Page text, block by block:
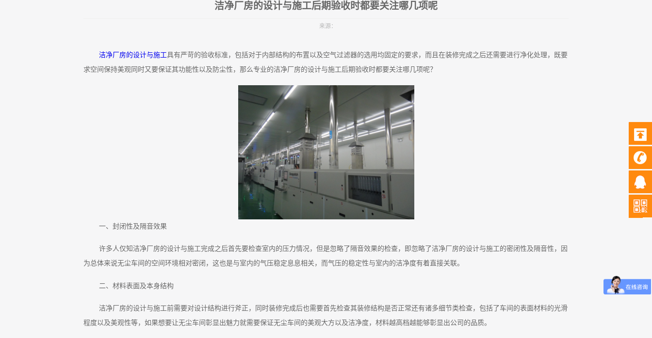
洁净厂房的设计与施工后期验收时都要关注哪几项呢
来源：
洁净厂房的设计与施工具有严苛的验收标准，包括对于内部结构的布置以及空气过滤器的选用均固定的要求，而且在装修完成之后还需要进行净化处理，既要
求空间保持美观同时又要保证其功能性以及防尘性，那么专业的洁净厂房的设计与施工后期验收时都要关注哪几项呢？
一、封闭性及隔音效果
许多人仅知洁净厂房的设计与施工完成之后首先要检查室内的压力情况，但是忽略了隔音效果的检查，即忽略了洁净厂房的设计与施工的密闭性及隔音性，因
为总体来说无尘车间的空间环境相对密闭，这也是与室内的气压稳定息息相关，而气压的稳定性与室内的洁净度有着直接关联。
二、材料表面及本身结构
洁净厂房的设计与施工前需要对设计结构进行斧正，同时装修完成后也需要首先检查其装修结构是否正常还有诸多细节类检查，包括了车间的表面材料的光滑
程度以及美观性等，如果想要让无尘车间彰显出魅力就需要保证无尘车间的美观大方以及洁净度，材料越高档越能够彰显出公司的品质。